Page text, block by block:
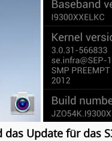
Update für das